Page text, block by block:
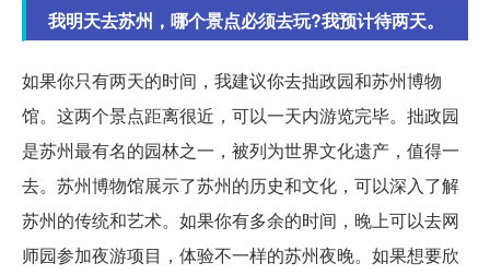
我明天去苏州，哪个景点必须去玩?我预计待两天。
如果你只有两天的时间，我建议你去拙政园和苏州博物
馆。这两个景点距离很近，可以一天内游览完毕。拙政园
是苏州最有名的园林之一，被列为世界文化遗产，值得一
去。苏州博物馆展示了苏州的历史和文化，可以深入了解
苏州的传统和艺术。如果你有多余的时间，晚上可以去网
师园参加夜游项目，体验不一样的苏州夜晚。如果想要欣